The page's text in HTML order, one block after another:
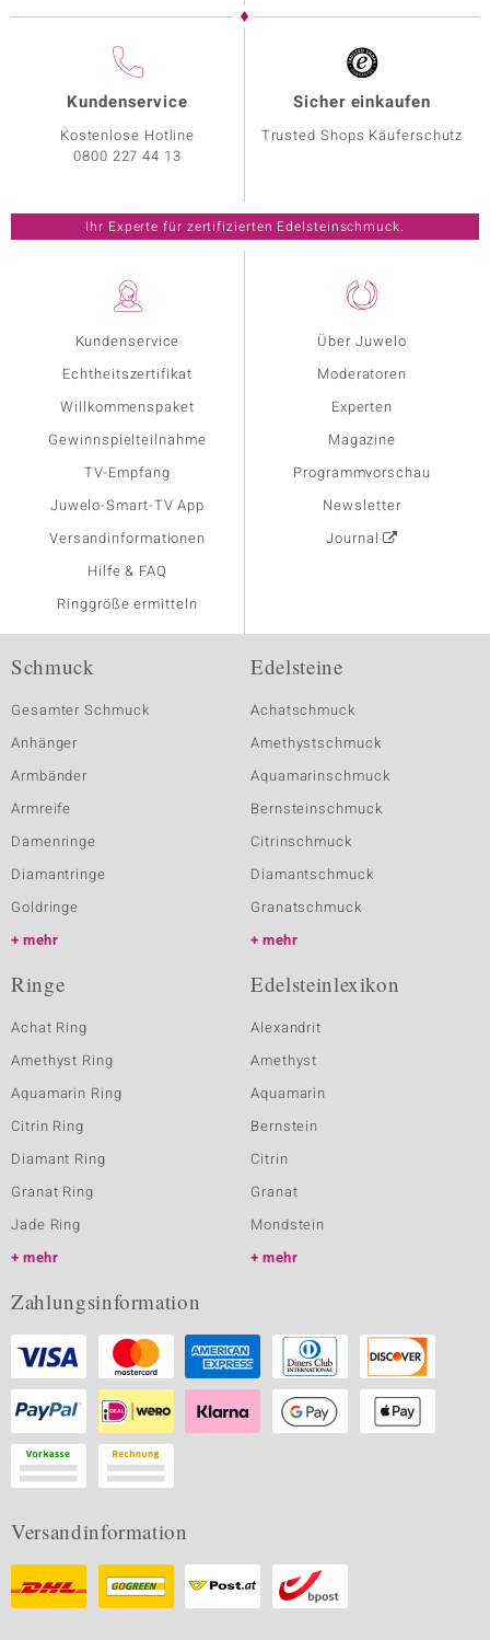
Kundenservice
Echtheitszertifikat
Willkommenspaket
Gewinnspielteilnahme
TV-Empfang
Juwelo-Smart-TV App
Versandinformationen
Hilfe & FAQ
Ringgröße ermitteln
Über Juwelo
Moderatoren
Experten
Magazine
Programmvorschau
Newsletter
Journal
Kundenservice
Kostenlose Hotline
0800 227 44 13
Sicher einkaufen
Trusted Shops Käuferschutz
Ihr Experte für zertifizierten Edelsteinschmuck.
Schmuck
Gesamter Schmuck
Anhänger
Armbänder
Armreife
Damenringe
Diamantringe
Goldringe
mehr
Edelsteine
Achatschmuck
Amethystschmuck
Aquamarinschmuck
Bernsteinschmuck
Citrinschmuck
Diamantschmuck
Granatschmuck
mehr
Ringe
Achat Ring
Amethyst Ring
Aquamarin Ring
Citrin Ring
Diamant Ring
Granat Ring
Jade Ring
mehr
Edelsteinlexikon
Alexandrit
Amethyst
Aquamarin
Bernstein
Citrin
Granat
Mondstein
mehr
Zahlungsinformation
Versandinformation